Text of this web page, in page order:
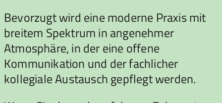
Bevorzugt wird eine moderne Praxis mit
breitem Spektrum in angenehmer
Atmosphäre, in der eine offene
Kommunikation und der fachlicher
kollegiale Austausch gepflegt werden.